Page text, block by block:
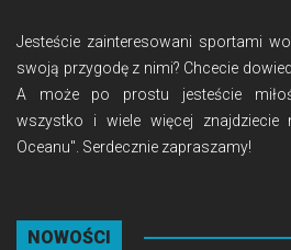
Jesteście zainteresowani sportami
swoją przygodę z nimi? Chcecie
A może po prostu jesteście
wszystko i wiele więcej
Oceanu". Serdecznie zapraszamy!
NOWOŚCI